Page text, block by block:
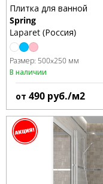
Плитка для ванной
Spring
Laparet (Россия)
Размер: 500x250 мм
В наличии
от 490 руб./м2